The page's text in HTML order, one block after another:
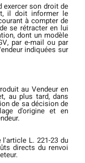
exercer son droit de
il doit informer le
à compter de
se rétracter en lui
dont un modèle
par e-mail ou par
indiquées sur
au Vendeur en
au plus tard, dans
de sa décision de
d'origine et en
L. 221-23 du
directs du renvoi